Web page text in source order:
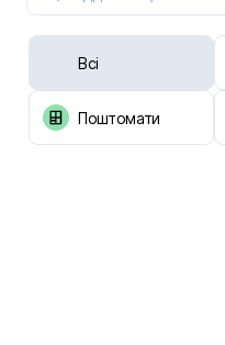
Всі
Поштомати